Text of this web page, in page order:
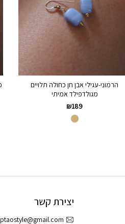
הרמוני-עגילי אבן חן כחולה תלויים
מגולדפילד אמיתי
₪189
יצירת קשר